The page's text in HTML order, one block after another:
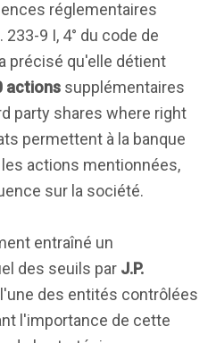
réglementaires
9 I, 4° du code de
précisé qu'elle détient
actions supplémentaires
party shares where right
permettent à la banque
actions mentionnées,
sur la société.
entraîné un
des seuils par J.P.
l'une des entités contrôlées
l'importance de cette